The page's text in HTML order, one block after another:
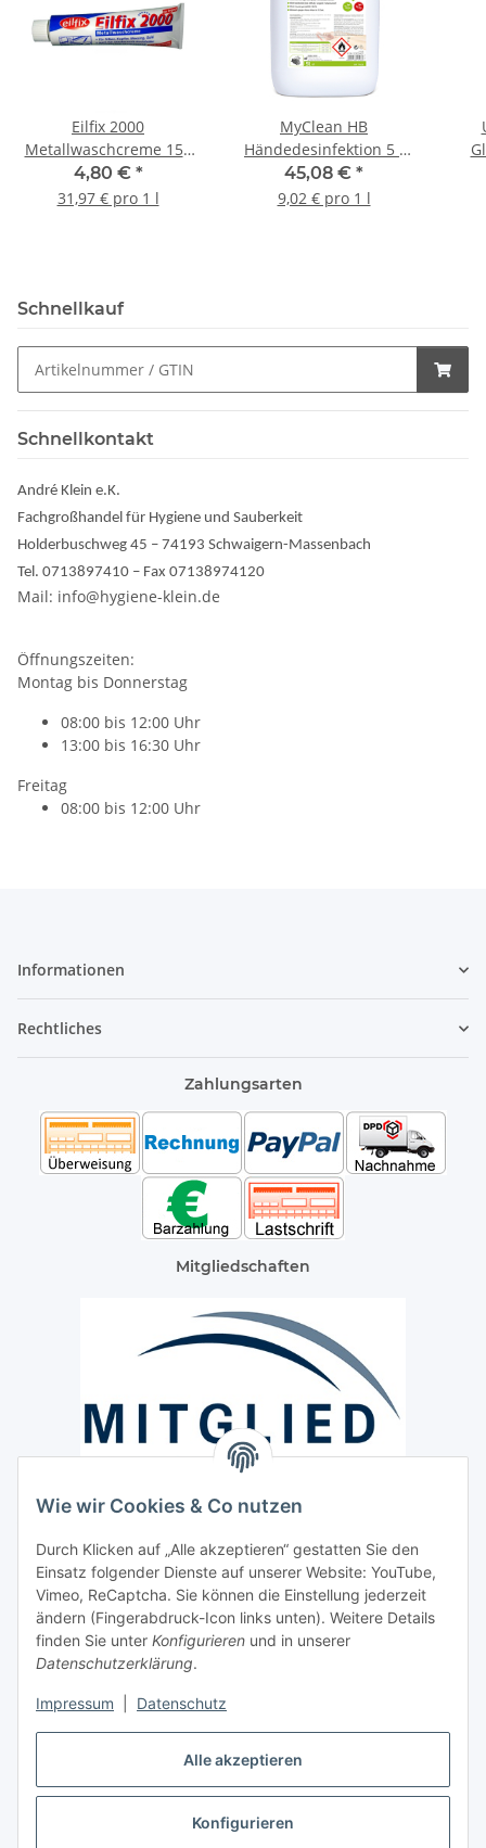
Alle akzeptieren
Konfigurieren
Wie wir Cookies & Co nutzen
Durch Klicken auf „Alle akzeptieren“ gestatten Sie den
Einsatz folgender Dienste auf unserer Website: YouTube,
Vimeo, ReCaptcha. Sie können die Einstellung jederzeit
ändern (Fingerabdruck-Icon links unten). Weitere Details
finden Sie unter Konfigurieren und in unserer
Datenschutzerklärung.
Impressum Datenschutz
Eilfix 2000
Metallwaschcreme 150
ml Tube
4,80 € *
31,97 € pro 1 l
MyClean HB
Händedesinfektion 5 l
Kanister
45,08 € *
9,02 € pro 1 l
Schnellkauf
Schnellkontakt
André Klein e.K.
Fachgroßhandel für Hygiene und Sauberkeit
Holderbuschweg 45 – 74193 Schwaigern-Massenbach
Tel. 0713897410 – Fax 07138974120
Mail: info@hygiene-klein.de
Öffnungszeiten:
Montag bis Donnerstag
08:00 bis 12:00 Uhr
13:00 bis 16:30 Uhr
Freitag
08:00 bis 12:00 Uhr
Informationen
Rechtliches
Zahlungsarten
Mitgliedschaften
Paketdienst und Spedition
Regionaler Lieferservice im Umkreis von ca. 60 Km
Sicherheit
Vertrag widerrufen